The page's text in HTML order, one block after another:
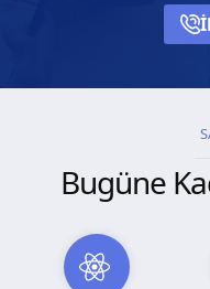
Bugüne